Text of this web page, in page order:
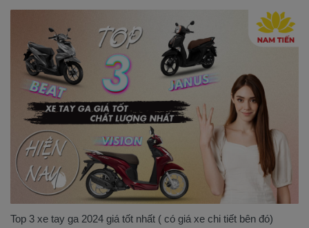
Top 3 xe tay ga 2024 giá tốt nhất ( có giá xe chi tiết bên đó)